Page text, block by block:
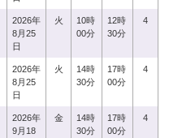
2026年
8月25
日
火
10時
00分
12時
30分
4
2026年
8月25
日
火
14時
30分
17時
00分
4
2026年
9月18
金
14時
30分
17時
00分
4